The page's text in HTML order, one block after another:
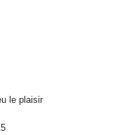
le plaisir